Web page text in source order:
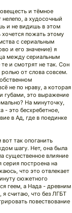
и тёмное
а худосочный
и не видишь в этом
пожать этому
с сериальным
и его значение) я
между сериальным
и смотрят не так. Сон
от слова совсем.
не по нраву, а которая
губами, это выражение
На минуточку,
- это бесхребетное,
в Ад, где в поединке
так опоганить
шагу. Нет, она была
существенное влияние
построена на
что это отвлекает
сюжетного
геем, а Нада - древним
я считаю, что без ЛГБТ
повествование